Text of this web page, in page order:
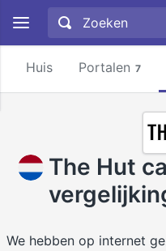
Huis Portalen 7
The Hut
We hebben op internet